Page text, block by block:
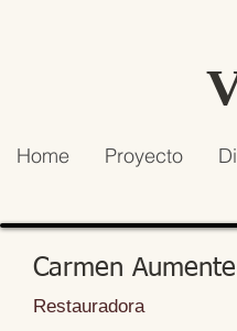
Home Proyecto
Carmen
Restauradora